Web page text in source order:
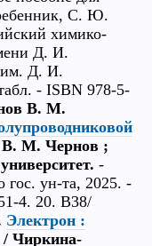
С. Ю.
химико-
Д. И.
Д. И.
- ISBN 978-5-
В. М.
В. М. Чернов ;
-
гос. ун-та, 2025. -
4. 20. В38/
Электрон :
/ Чиркина-